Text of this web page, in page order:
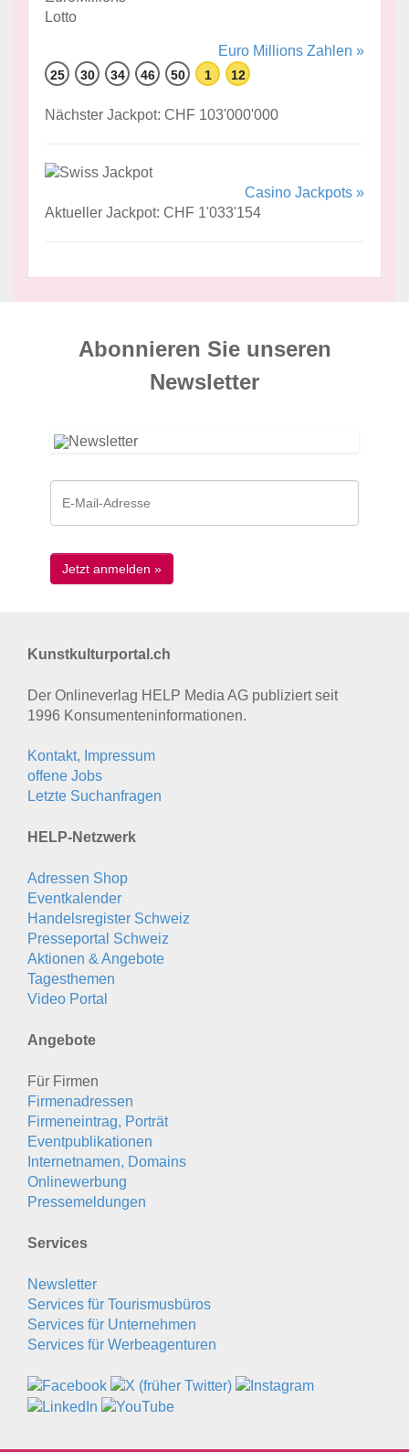
Euro Millions Zahlen »
25 30 34 46 50 1 12
Nächster Jackpot: CHF 103'000'000
Casino Jackpots »
Aktueller Jackpot: CHF 1'033'154
Abonnieren Sie unseren
News­letter
Kunstkulturportal.ch
Der Onlineverlag HELP Media AG publiziert seit
1996 Konsumenten­informationen.
Kontakt, Impressum
offene Jobs
Letzte Suchanfragen
HELP-Netzwerk
Adressen Shop
Eventkalender
Handelsregister Schweiz
Presseportal Schweiz
Aktionen & Angebote
Tagesthemen
Video Portal
Angebote
Für Firmen
Firmenadressen
Firmeneintrag, Porträt
Eventpublikationen
Internetnamen, Domains
Onlinewerbung
Pressemeldungen
Services
Newsletter
Services für Tourismusbüros
Services für Unternehmen
Services für Werbeagenturen